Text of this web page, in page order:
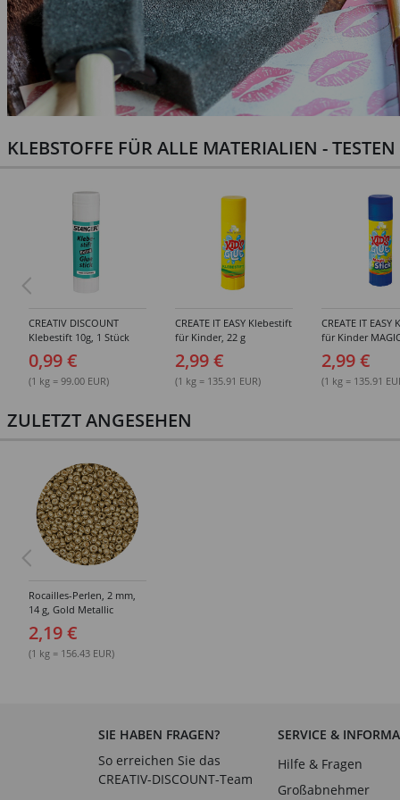
KLEBSTOFFE FÜR ALLE MATERIALIEN -
CREATIV DISCOUNT
Klebestift 10g, 1 Stück
0,99 €
(1 kg = 99.00 EUR)
CREATE IT EASY Klebestift
für Kinder, 22 g
2,99 €
(1 kg = 135.91 EUR)
CREATE IT
für Kinder
2,99 €
(1 kg = 135.91
ZULETZT ANGESEHEN
Rocailles-Perlen, 2 mm,
14 g, Gold Metallic
2,19 €
(1 kg = 156.43 EUR)
SIE HABEN FRAGEN?
So erreichen Sie das
CREATIV-DISCOUNT-Team
SERVICE &
Hilfe & Fragen
Großabnehmer